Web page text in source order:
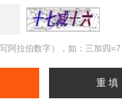
阿拉伯数字），如：三加四=7